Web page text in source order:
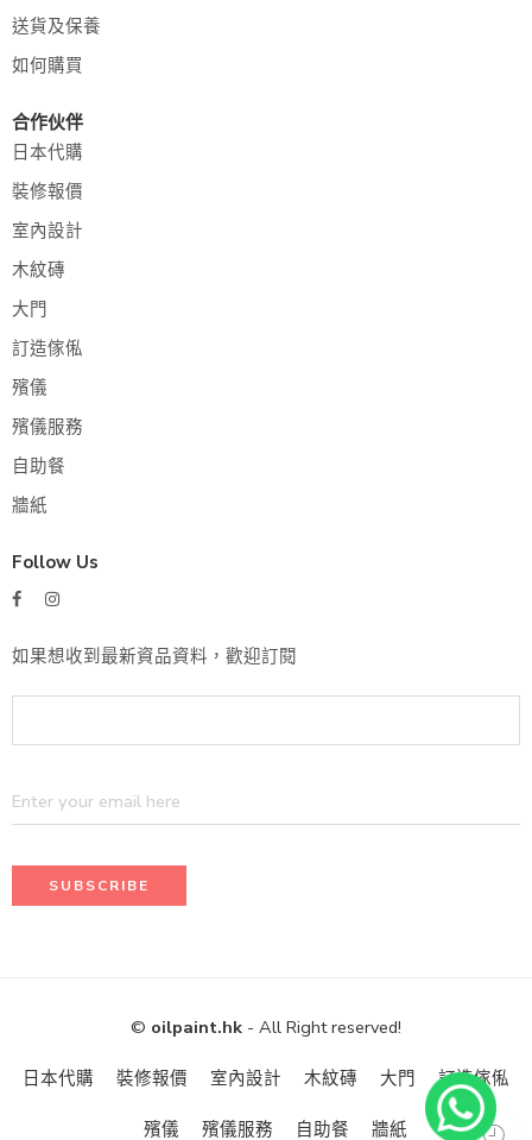
送貨及保養
如何購買
合作伙伴
日本代購
裝修報價
室內設計
木紋磚
大門
訂造傢俬
殯儀
殯儀服務
自助餐
牆紙
Follow Us
如果想收到最新資品資料，歡迎訂閱
© oilpaint.hk - All Right reserved!
日本代購 裝修報價 室內設計 木紋磚 大門 訂造傢俬
殯儀 殯儀服務 自助餐 牆紙